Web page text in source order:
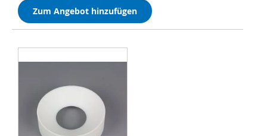
Zum Angebot hinzufügen